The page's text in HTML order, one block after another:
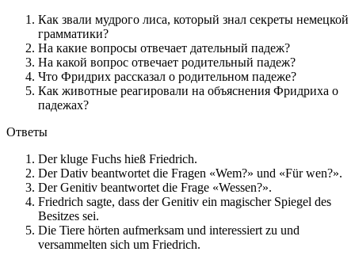
Как звали мудрого лиса, который знал секреты немецкой
грамматики?
На какие вопросы отвечает дательный падеж?
На какой вопрос отвечает родительный падеж?
Что Фридрих рассказал о родительном падеже?
Как животные реагировали на объяснения Фридриха о
падежах?
Ответы
Der kluge Fuchs hieß Friedrich.
Der Dativ beantwortet die Fragen «Wem?» und «Für wen?».
Der Genitiv beantwortet die Frage «Wessen?».
Friedrich sagte, dass der Genitiv ein magischer Spiegel des
Besitzes sei.
Die Tiere hörten aufmerksam und interessiert zu und
versammelten sich um Friedrich.